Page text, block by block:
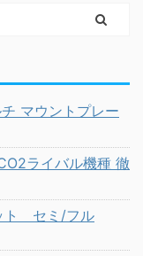
マウントプレー
ライバル機種 徹
ト セミ/フル